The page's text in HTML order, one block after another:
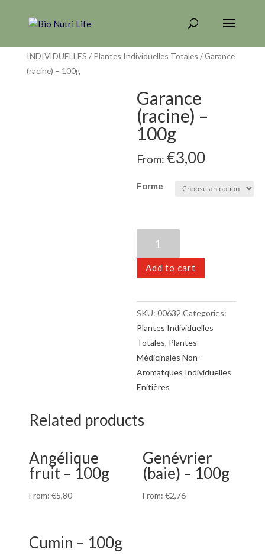
INDIVIDUELLES / Plantes Individuelles Totales / Garance
(racine) – 100g
Garance
(racine) –
100g
From: €3,00
Forme
(racine)
100g
Add to cart
SKU: 00632 Categories:
Plantes Individuelles
Totales, Plantes
Médicinales Non-
Aromatques Individuelles
Enitières
Related products
Angélique
fruit – 100g
From: €5,80
Genévrier
(baie) – 100g
From: €2,76
Cumin – 100g